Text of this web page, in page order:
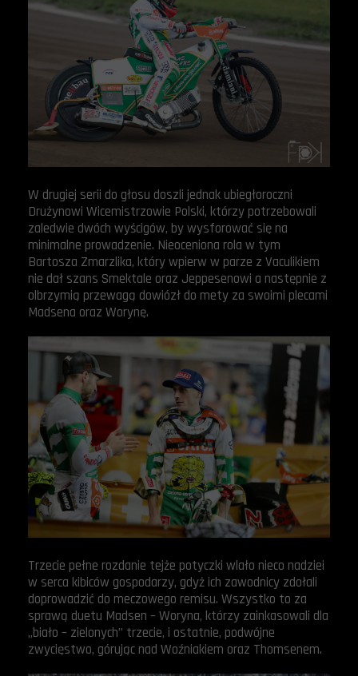
W drugiej serii do głosu doszli jednak ubiegłoroczni
Drużynowi Wicemistrzowie Polski, którzy potrzebowali
zaledwie dwóch wyścigów, by wysforować się na
minimalne prowadzenie. Nieoceniona rola w tym
Bartosza Zmarzlika, który wpierw w parze z Vaculikiem
nie dał szans Smektale oraz Jeppesenowi a następnie z
olbrzymią przewagą dowiózł do mety za swoimi plecami
Madsena oraz Worynę.
Trzecie pełne rozdanie tejże potyczki wlało nieco nadziei
w serca kibiców gospodarzy, gdyż ich zawodnicy zdołali
doprowadzić do meczowego remisu. Wszystko to za
sprawą duetu Madsen – Woryna, którzy zainkasowali dla
„biało – zielonych” trzecie, i ostatnie, podwójne
zwycięstwo, górując nad Woźniakiem oraz Thomsenem.